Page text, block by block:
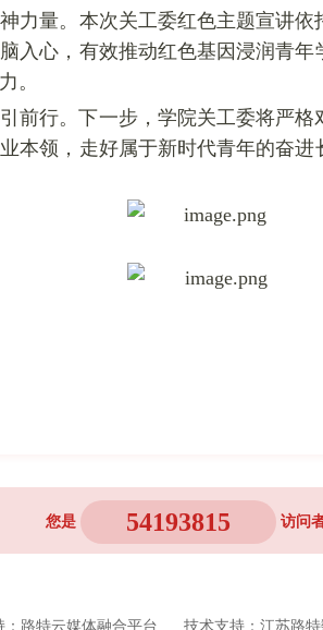
力量。本次关工委红色主题宣讲
入心，有效推动红色基因浸润青
。
前行。下一步，学院关工委将严格
本领，走好属于新时代青年的奋
您是 54193815 访问
：路特云媒体融合平台 技术支持：江苏路特